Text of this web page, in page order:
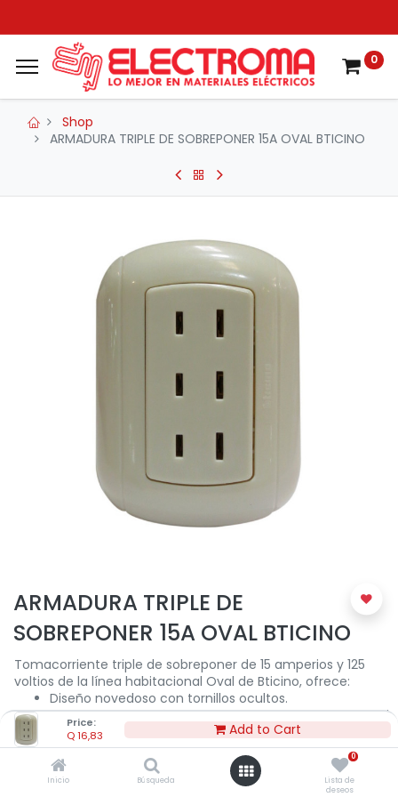
Price:
Q16,83 Add to Cart
Inicio Búsqueda
0
Lista de
deseos
0
Shop
ARMADURA TRIPLE DE SOBREPONER 15A OVAL BTICINO
ARMADURA TRIPLE DE
SOBREPONER 15A OVAL BTICINO
Tomacorriente triple de sobreponer de 15 amperios y 125
voltios de la línea habitacional Oval de Bticino, ofrece:
Diseño novedoso con tornillos ocultos.
Propiedades mecánicas autoextinguibles, resistente al
alto impacto y a la prueba del hilo incandescente.
Ideal como punto de conexión para alimentar equipos
eléctricos, tales como electrodomésticos, equipos
portátiles e industriales.